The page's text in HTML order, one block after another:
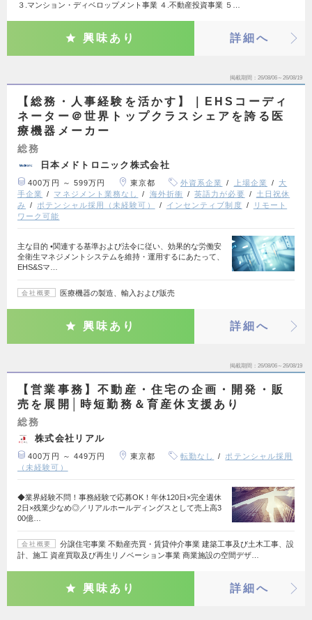
３.マンション・ディベロップメント事業 ４.不動産投資事業 ５…
興味あり 詳細へ
掲載期間 26/08/06～26/08/19
【総務・人事経験を活かす】｜EHSコーディ
ネーター＠世界トップクラスシェアを誇る医
療機器メーカー
総務
日本メドトロニック株式会社
400万円 ～ 599万円 東京都 外資系企業 上場企業
大
手企業
マネジメント業務なし 海外折衝 英語力が必要
土日祝休
み
ポテンシャル採用（未経験可） インセンティブ制度
リモート
ワーク可能
主な目的 •関連する基準および法令に従い、効果的な労働安
全衛生マネジメントシステムを維持・運用するにあたって、
EHS&Sマ…
会社概要 医療機器の製造、輸入および販売
興味あり 詳細へ
掲載期間 26/08/06～26/08/19
【営業事務】不動産・住宅の企画・開発・販
売を展開│時短勤務＆育産休支援あり
総務
株式会社リアル
400万円 ～ 449万円 東京都 転勤なし
ポテンシャル採用
（未経験可）
◆業界経験不問！事務経験で応募OK！年休120日×完全週休
2日×残業少なめ◎／リアルホールディングスとして売上高3
00億…
会社概要
分譲住宅事業 不動産売買・賃貸仲介事業 建築工事及び土木工事、設
計、施工 資産買取及び再生リノベーション事業 商業施設の空間デザ…
興味あり 詳細へ